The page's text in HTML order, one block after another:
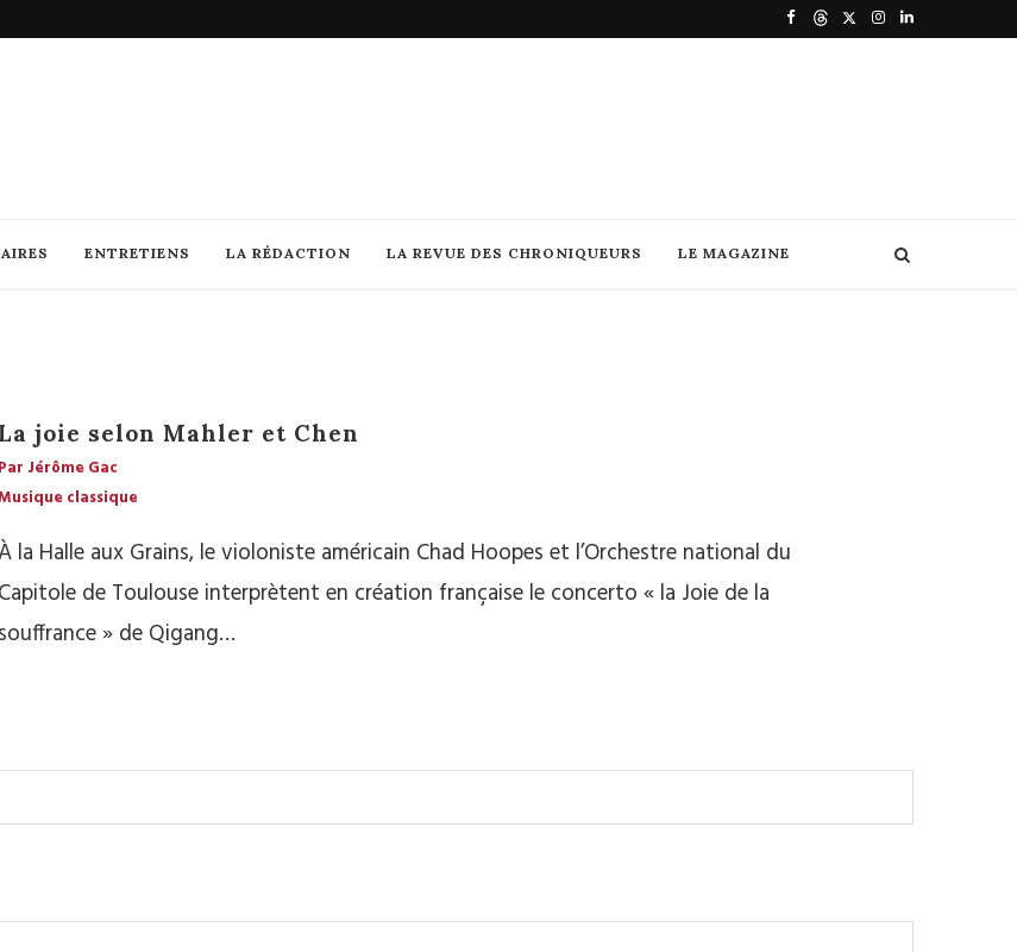
ENTRETIENS LA RÉDACTION LA REVUE DES CHRONIQUEURS LE MAGAZINE
La joie selon Mahler et Chen
Par Jérôme Gac
classique
la Halle aux Grains, le violoniste américain Chad Hoopes et l’Orchestre national du
Capitole de Toulouse interprètent en création française le concerto « la Joie de la
souffrance » de Qigang…